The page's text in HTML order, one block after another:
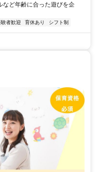
ど年齢に合った遊びを企
者歓迎 育休あり シフト制